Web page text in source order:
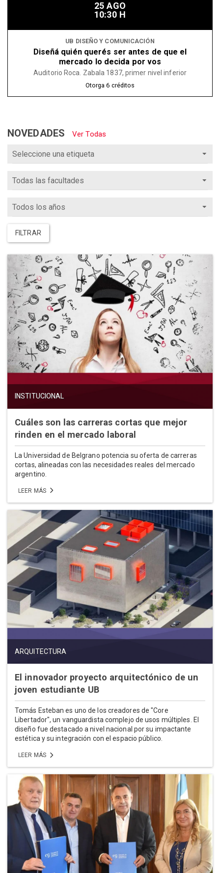
25 AGO
10:30 H
UB DISEÑO Y COMUNICACIÓN
Diseñá quién querés ser antes de que el
mercado lo decida por vos
Auditorio Roca. Zabala 1837, primer nivel inferior
Otorga6 créditos
NOVEDADES Ver Todas
FILTRAR
INSTITUCIONAL
Cuáles son las carreras cortas que mejor
rinden en el mercado laboral
La Universidad de Belgrano potencia su oferta de carreras
cortas, alineadas con las necesidades reales del mercado
argentino.
LEER MÁS
ARQUITECTURA
El innovador proyecto arquitectónico de un
joven estudiante UB
Tomás Esteban es uno de los creadores de "Core
Libertador", un vanguardista complejo de usos múltiples. El
diseño fue destacado a nivel nacional por su impactante
estética y su integración con el espacio público.
LEER MÁS